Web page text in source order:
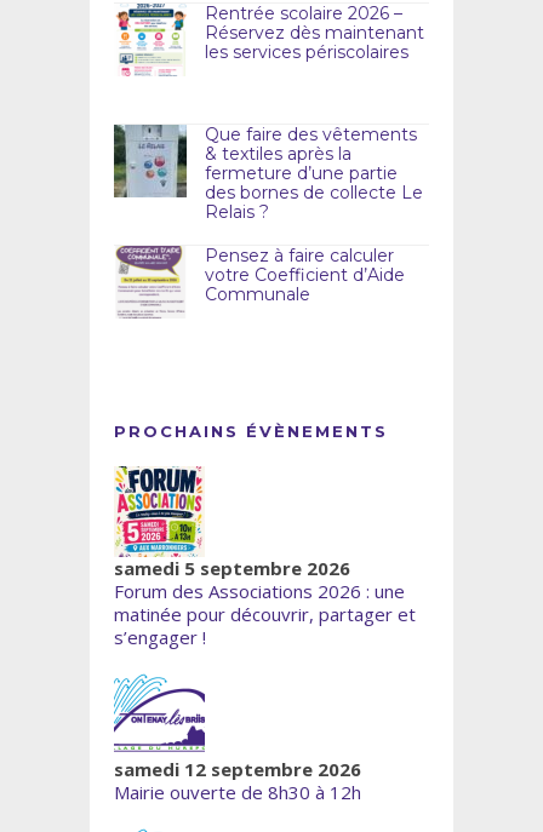
Rentrée scolaire 2026 –
Réservez dès maintenant
les services périscolaires
Que faire des vêtements
& textiles après la
fermeture d’une partie
des bornes de collecte Le
Relais ?
Pensez à faire calculer
votre Coefficient d’Aide
Communale
PROCHAINS ÉVÈNEMENTS
samedi 5 septembre 2026
Forum des Associations 2026 : une
matinée pour découvrir, partager et
s’engager !
samedi 12 septembre 2026
Mairie ouverte de 8h30 à 12h